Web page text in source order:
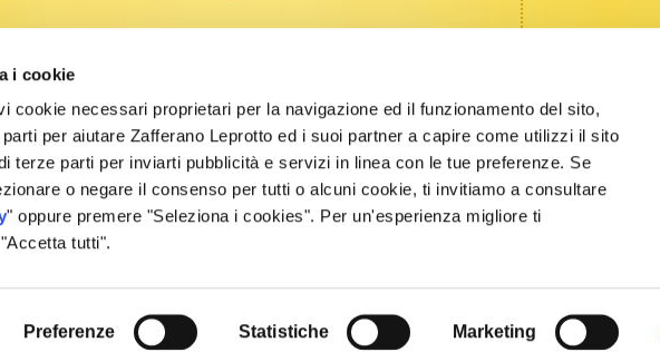
i cookie
cookie necessari proprietari per la navigazione ed il funzionamento del sito,
per aiutare Zafferano Leprotto ed i suoi partner a capire come utilizzi il sito
terze parti per inviarti pubblicità e servizi in linea con le tue preferenze. Se
o negare il consenso per tutti o alcuni cookie, ti invitiamo a consultare
" oppure premere "Seleziona i cookies". Per un'esperienza migliore ti
tutti".
Preferenze Statistiche Marketing
a coprire il
20
unite
-Termini e condizioni